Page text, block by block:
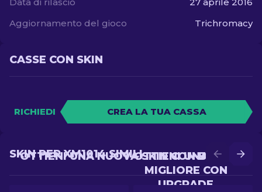
Aggiornamento del gioco
Trichromacy
CASSE CON SKIN
RICHIEDI CREA LA TUA CASSA
OTTIENI UNA SKIN
MIGLIORE CON
UPGRADE
OTTIENI UNA NUOVA SKIN CON BATTLE
SKIN PER XM1014 SIMILI